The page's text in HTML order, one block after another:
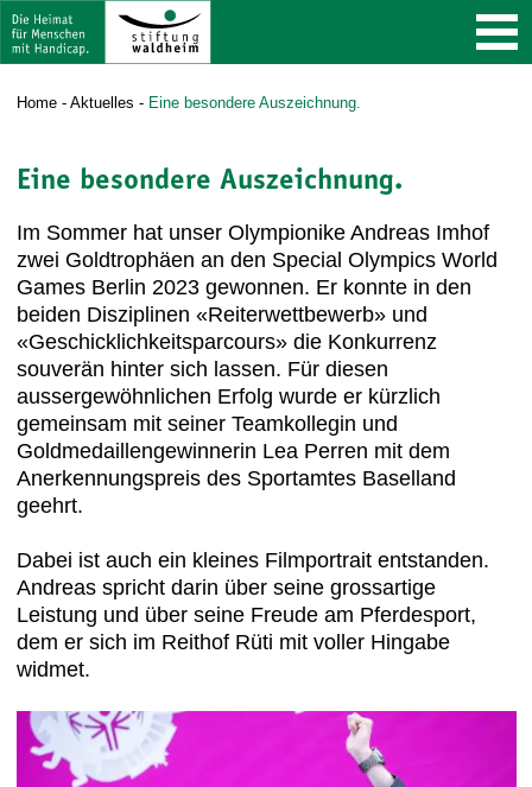
Home- Aktuelles - Eine besondere Auszeichnung.
Eine besondere Auszeichnung.
Im Sommer hat unser Olympionike Andreas Imhof
zwei Goldtrophäen an den Special Olympics World
Games Berlin 2023 gewonnen. Er konnte in den
beiden Disziplinen «Reiterwettbewerb» und
«Geschicklichkeitsparcours» die Konkurrenz
souverän hinter sich lassen. Für diesen
aussergewöhnlichen Erfolg wurde er kürzlich
gemeinsam mit seiner Teamkollegin und
Goldmedaillengewinnerin Lea Perren mit dem
Anerkennungspreis des Sportamtes Baselland
geehrt.
Dabei ist auch ein kleines Filmportrait entstanden.
Andreas spricht darin über seine grossartige
Leistung und über seine Freude am Pferdesport,
dem er sich im Reithof Rüti mit voller Hingabe
widmet.